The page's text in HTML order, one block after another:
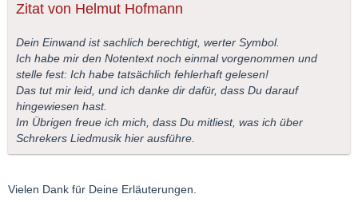
Zitat von Helmut Hofmann
Dein Einwand ist sachlich berechtigt, werter Symbol.
Ich habe mir den Notentext noch einmal vorgenommen und
stelle fest: Ich habe tatsächlich fehlerhaft gelesen!
Das tut mir leid, und ich danke dir dafür, dass Du darauf
hingewiesen hast.
Im Übrigen freue ich mich, dass Du mitliest, was ich über
Schrekers Liedmusik hier ausführe.
Vielen Dank für Deine Erläuterungen.